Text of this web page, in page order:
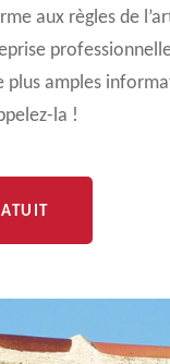
aux règles de
plus amples
la !